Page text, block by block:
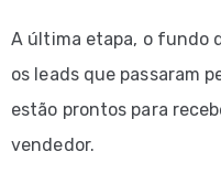
A última etapa, o fundo
os leads que passaram
estão prontos para
vendedor.